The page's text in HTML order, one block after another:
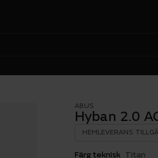
ABUS
Hyban 2.0
HEMLEVERANS
Färg teknisk Titan